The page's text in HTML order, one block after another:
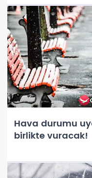
Hava durumu
birlikte vuracak!